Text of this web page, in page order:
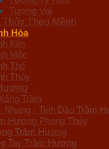
Tượng Voi
Thủy Theo Mệnh
Hỏa
Kim
Mộc
Thổ
Thủy
Trầm
Nhang - Tinh Dầu Trầm
Hương Phong Thủy
Trầm Hương
Tay Trầm Hương